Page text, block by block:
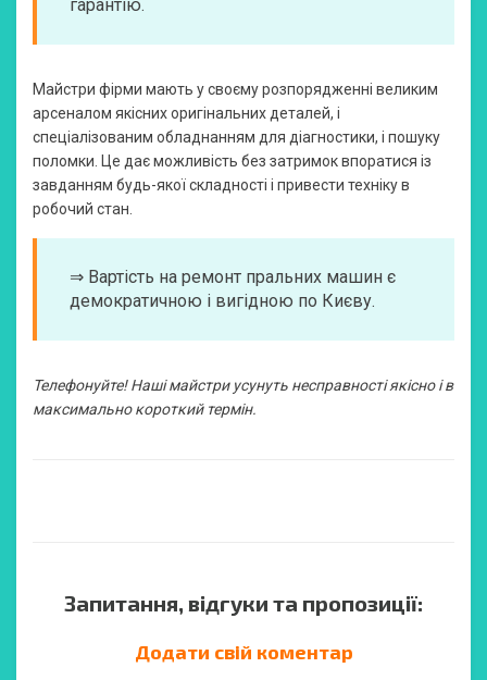
гарантію.
Майстри фірми мають у своєму розпорядженні великим
арсеналом якісних оригінальних деталей, і
спеціалізованим обладнанням для діагностики, і пошуку
поломки. Це дає можливість без затримок впоратися із
завданням будь-якої складності і привести техніку в
робочий стан.
⇒ Вартість на ремонт пральних машин є
демократичною і вигідною по Києву.
Телефонуйте! Наші майстри усунуть несправності якісно і в
максимально короткий термін.
Запитання, відгуки та пропозиції:
Додати свій коментар